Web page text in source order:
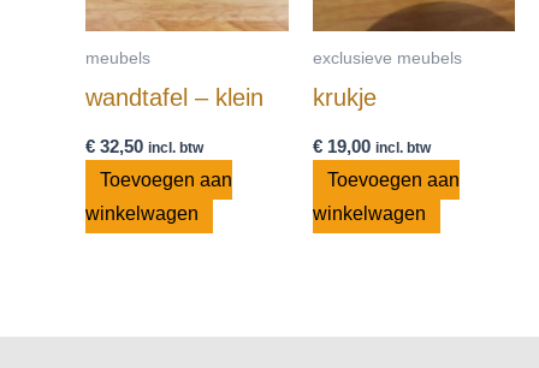
meubels
wandtafel – klein
€ 32,50 incl. btw
Toevoegen aan
winkelwagen
exclusieve meubels
krukje
€19,00 incl. btw
Toevoegen aan
winkelwagen